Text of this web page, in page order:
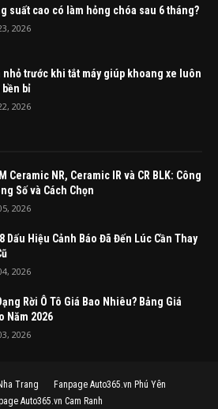
suất cao có làm hỏng chóa sau 6 tháng?
2026
trước khi tắt máy giúp khoang xe luôn
bỉ
2026
Ceramic NR, Ceramic IR và CR BLK: Công
Số và Cách Chọn
2026
Dấu Hiệu Cảnh Báo Đã Đến Lúc Cần Thay
2026
Rời Ô Tô Giá Bao Nhiêu? Bảng Giá
Năm 2026
2026
Trang
Fanpage Auto365.vn Phú Yên
Auto365.vn Cam Ranh